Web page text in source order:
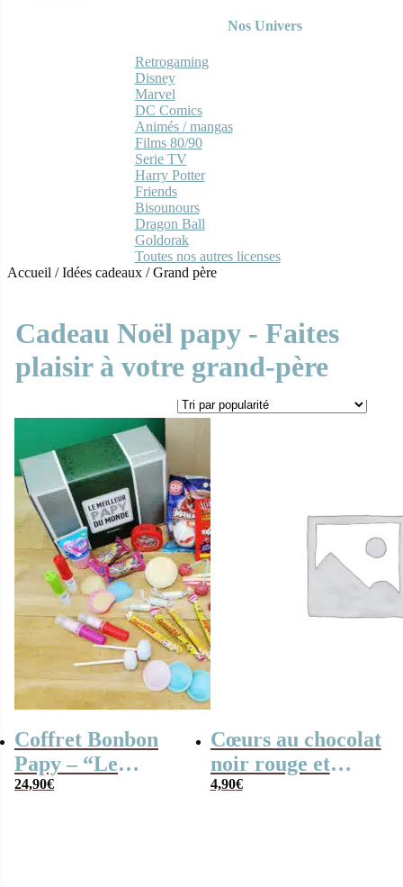
Nos Univers
Retrogaming
Disney
Marvel
DC Comics
Animés / mangas
Films 80/90
Serie TV
Harry Potter
Friends
Bisounours
Dragon Ball
Goldorak
Toutes nos autres licenses
Accueil /Idées cadeaux /Grand père
Cadeau Noël papy - Faites
plaisir à votre grand-père
Coffret Bonbon
Papy – “Le
meilleur papy du
24,90€
Cœurs au chocolat
noir rouge et
blanc x4 “Mon
4,90€